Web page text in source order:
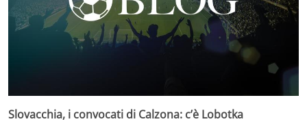
Slovacchia, i convocati di Calzona: c’è Lobotka